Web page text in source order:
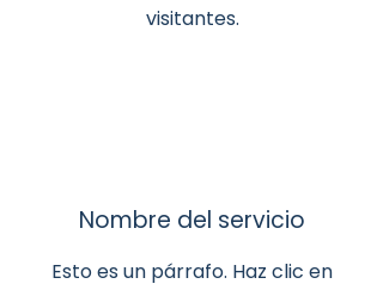
visitantes.
Nombre del servicio
Esto es un párrafo. Haz clic en